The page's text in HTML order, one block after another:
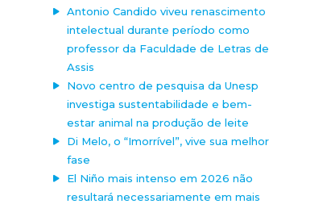
Antonio Candido viveu renascimento
intelectual durante período como
professor da Faculdade de Letras de
Assis
Novo centro de pesquisa da Unesp
investiga sustentabilidade e bem-
estar animal na produção de leite
Di Melo, o “Imorrível”, vive sua melhor
fase
El Niño mais intenso em 2026 não
resultará necessariamente em mais